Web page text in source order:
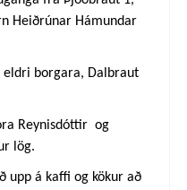
Heiðrúnar Hámundar
borgara, Dalbraut
Reynisdóttir og
lög.
upp á kaffi og kökur að